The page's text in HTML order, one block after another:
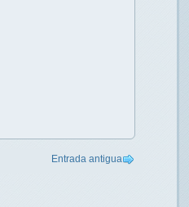
Entrada antigua